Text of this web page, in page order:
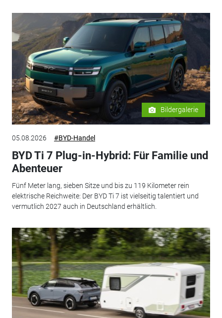
Bildergalerie
05.08.2026 #BYD-Handel
BYD Ti 7 Plug-in-Hybrid: Für Familie und
Abenteuer
Fünf Meter lang, sieben Sitze und bis zu 119 Kilometer rein
elektrische Reichweite: Der BYD Ti 7 ist vielseitig talentiert und
vermutlich 2027 auch in Deutschland erhältlich.